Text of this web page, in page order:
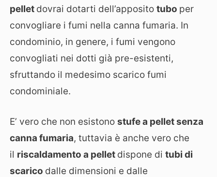
pellet dovrai dotarti dell’apposito tubo per
convogliare i fumi nella canna fumaria. In
condominio, in genere, i fumi vengono
convogliati nei dotti già pre-esistenti,
sfruttando il medesimo scarico fumi
condominiale.
E’ vero che non esistono stufe a pellet senza
canna fumaria, tuttavia è anche vero che
il riscaldamento a pellet dispone di tubi di
scarico dalle dimensioni e dalle